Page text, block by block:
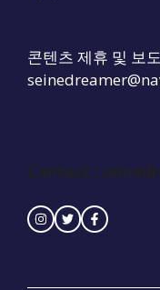
콘텐츠 제휴 및 보
Contact :